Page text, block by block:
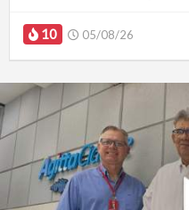
10 05/08/26